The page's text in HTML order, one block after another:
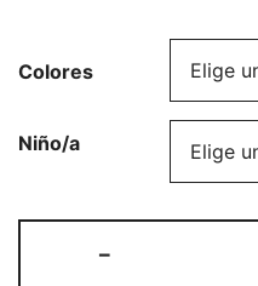
Colores
Niño/a
-